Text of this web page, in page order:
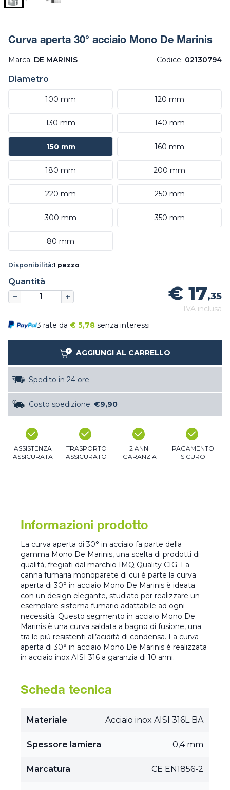
Curva aperta 30° acciaio Mono De Marinis
Marca: DE MARINIS Codice: 02130794
Diametro
100 mm 120 mm
130 mm 140 mm
150 mm 160 mm
180 mm 200 mm
220 mm 250 mm
300 mm 350 mm
80 mm
Disponibilità:1 pezzo
Quantità
€ 17,35
IVA inclusa
3 rate da € 5,78 senza interessi
AGGIUNGI AL CARRELLO
Spedito in 24 ore
Costo spedizione: €9,90
ASSISTENZA
ASSICURATA
TRASPORTO
ASSICURATO
2 ANNI
GARANZIA
PAGAMENTO
SICURO
Informazioni prodotto
La curva aperta di 30° in acciaio fa parte della
gamma Mono De Marinis, una scelta di prodotti di
qualità, fregiati dal marchio IMQ Quality CIG. La
canna fumaria monoparete di cui è parte la curva
aperta di 30° in acciaio Mono De Marinis è ideata
con un design elegante, studiato per realizzare un
esemplare sistema fumario adattabile ad ogni
necessità. Questo segmento in acciaio Mono De
Marinis è una curva saldata a bagno di fusione, una
tra le più resistenti all’acidità di condensa. La curva
aperta di 30° in acciaio Mono De Marinis è realizzata
in acciaio inox AISI 316 a garanzia di 10 anni.
Scheda tecnica
Materiale Acciaio inox AISI 316L BA
Spessore lamiera 0,4 mm
Marcatura CE EN1856-2